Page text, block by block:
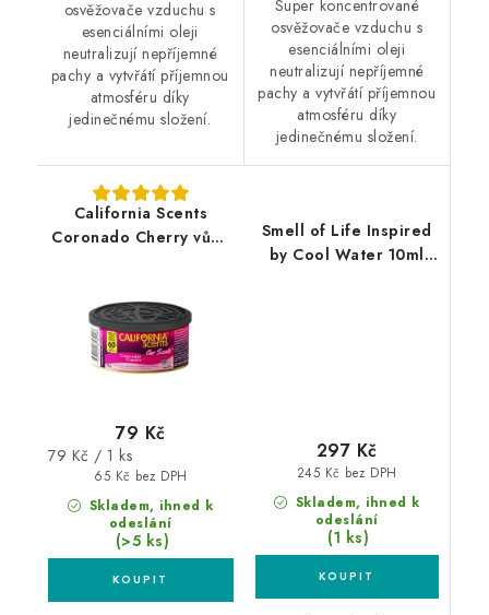
osvěžovače vzduchu s
esenciálními oleji
neutralizují nepříjemné
pachy a vytvřátí příjemnou
atmosféru díky
jedinečnému složení.
Super koncentrované
osvěžovače vzduchu s
esenciálními oleji
neutralizují nepříjemné
pachy a vytvřátí příjemnou
atmosféru díky
jedinečnému složení.
California Scents
Coronado Cherry vůně
Skladem, ihned k
odeslání
(>5 ks)
65 Kč bez DPH
79 Kč
Měrná
79 Kč / 1 ks
Smell of Life Inspired
by Cool Water 10ml
Skladem, ihned k
odeslání
(1 ks)
245 Kč bez DPH
297 Kč